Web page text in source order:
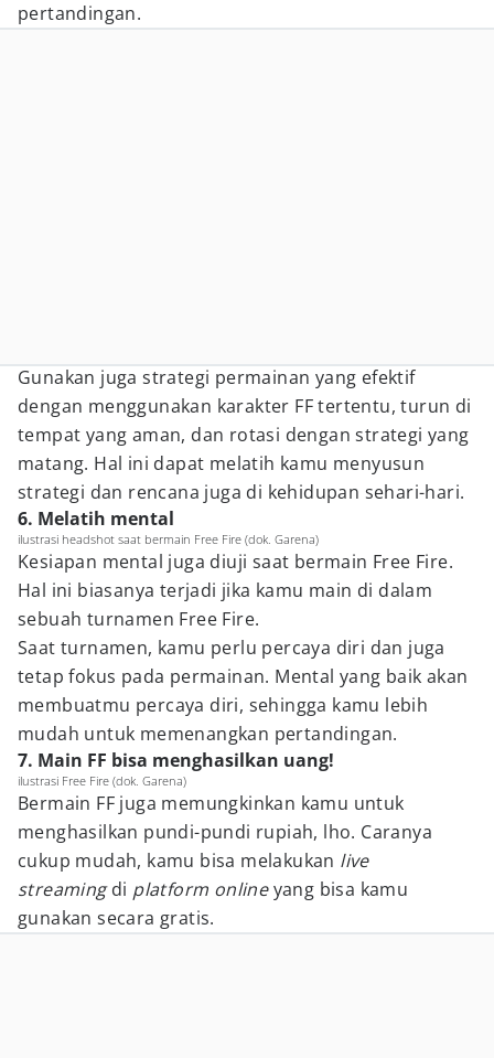
pertandingan.
Gunakan juga strategi permainan yang efektif
dengan menggunakan karakter FF tertentu, turun di
tempat yang aman, dan rotasi dengan strategi yang
matang. Hal ini dapat melatih kamu menyusun
strategi dan rencana juga di kehidupan sehari-hari.
6. Melatih mental
ilustrasi headshot saat bermain Free Fire (dok. Garena)
Kesiapan mental juga diuji saat bermain Free Fire.
Hal ini biasanya terjadi jika kamu main di dalam
sebuah turnamen Free Fire.
Saat turnamen, kamu perlu percaya diri dan juga
tetap fokus pada permainan. Mental yang baik akan
membuatmu percaya diri, sehingga kamu lebih
mudah untuk memenangkan pertandingan.
7. Main FF bisa menghasilkan uang!
ilustrasi Free Fire (dok. Garena)
Bermain FF juga memungkinkan kamu untuk
menghasilkan pundi-pundi rupiah, lho. Caranya
cukup mudah, kamu bisa melakukan live
streamingdi platform onlineyang bisa kamu
gunakan secara gratis.